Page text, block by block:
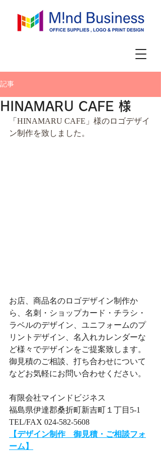
記事
HINAMARU CAFE 様
「 HINAMARU CAFE」様のロゴデザイ
ン制作を致しました。
お店、商品名のロゴデザイン制作か
ら、名刺・ショップカード・チラシ・
ラベルのデザイン、ユニフォームのプ
リントデザイン、名入れカレンダーな
ど様々でデザインをご提案致します。
​​御見積のご相談、打ち合わせについて
などお気軽にお問い合わせください。
有限会社マインドビジネス
福島県伊達郡桑折町新吉町１丁目5-1
TEL/FAX 024-582-5608
【デザイン制作　御見積・ご相談フォ
ーム】​